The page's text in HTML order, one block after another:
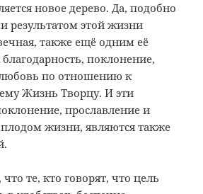
новое дерево. Да, подобно
результатом этой жизни
также ещё одним её
поклонение,
по отношению к
Жизнь Творцу. И эти
прославление и
жизни, являются также
те, кто говорят, что цель